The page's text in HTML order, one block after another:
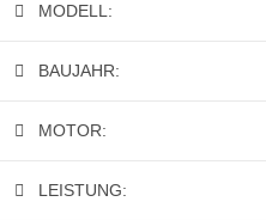
MODELL:
BAUJAHR:
MOTOR:
LEISTUNG: